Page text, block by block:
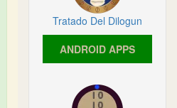
Tratado Del Dilogun
ANDROID APPS